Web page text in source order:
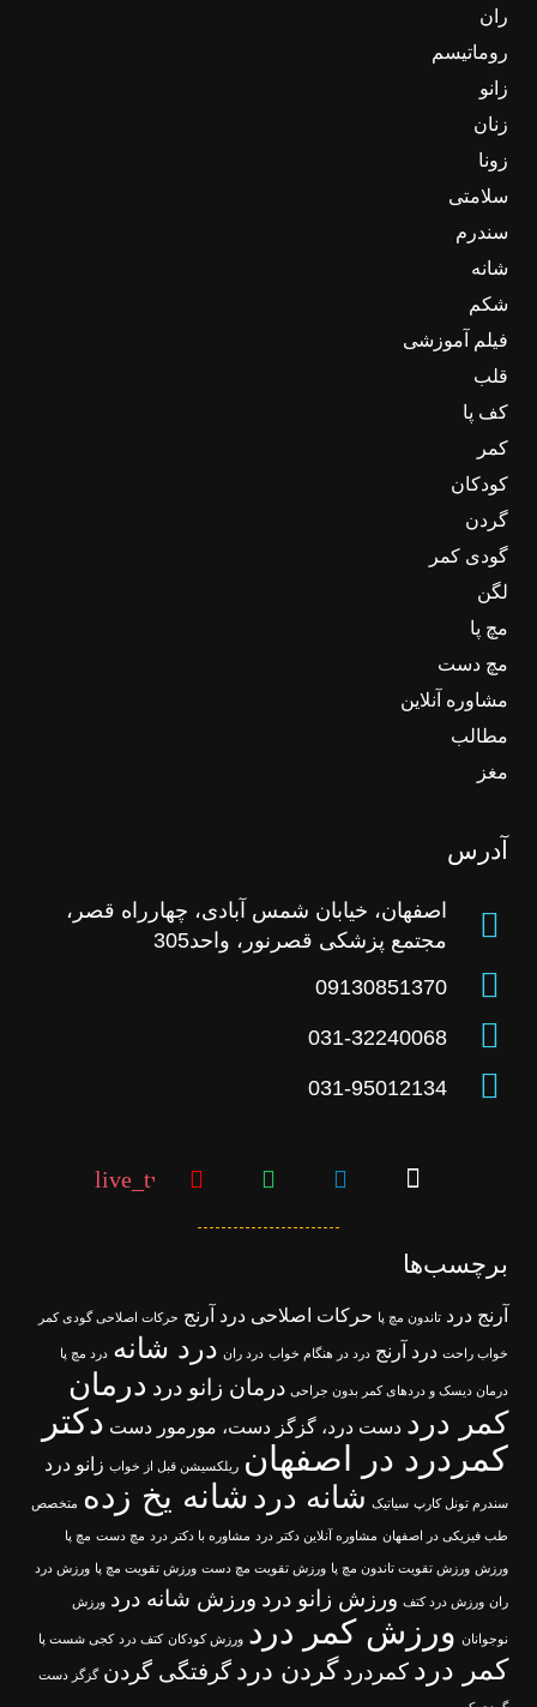
ران
روماتیسم
زانو
زنان
زونا
سلامتی
سندرم
شانه
شکم
فیلم آموزشی
قلب
کف پا
کمر
کودکان
گردن
گودی کمر
لگن
مچ پا
مچ دست
مشاوره آنلاین
مطالب
مغز
آدرس
اصفهان، خیابان شمس آبادی، چهارراه قصر،
مجتمع پزشکی قصرنور، واحد305
09130851370
031-32240068
031-95012134
live_tv
برچسب‌ها
آرنج درد تاندون مچ پا حرکات اصلاحی درد آرنج حرکات اصلاحی گودی کمر
خواب راحت درد آرنج درد در هنگام خواب درد ران درد شانه درد مچ پا
درمان دیسک و دردهای کمر بدون جراحی درمان زانو درد درمان
کمر درد دست درد، گزگز دست، مورمور دست دکتر
کمردرد در اصفهان ریلکسیشن قبل از خواب زانو درد
سندرم تونل کارپ سیاتیک شانه درد شانه یخ زده متخصص
طب فیزیکی در اصفهان مشاوره آنلاین دکتر درد مشاوره با دکتر درد مچ دست مچ پا
ورزش ورزش تقویت تاندون مچ پا ورزش تقویت مچ دست ورزش تقویت مچ پا ورزش درد
ران ورزش درد کتف ورزش زانو درد ورزش شانه درد ورزش
نوجوانان ورزش کمر درد ورزش کودکان کتف درد کجی شست پا
کمر درد کمردرد گردن درد گرفتگی گردن گزگز دست